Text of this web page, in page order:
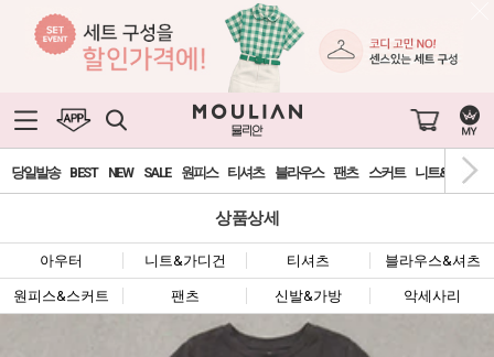
당일발송 BEST NEW SALE 원피스 티셔츠 블라우스 팬츠 스커트 니트&가디건
상품상세
아우터 니트&가디건 티셔츠 블라우스&셔츠
원피스&스커트 팬츠 신발&가방 악세사리